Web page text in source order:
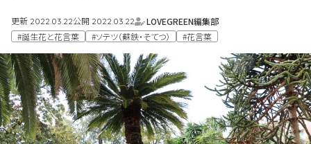
更新 2022.03.22公開 2022.03.22
LOVEGREEN編集部
#誕生花と花言葉
#ソテツ（蘇鉄・そてつ） #花言葉